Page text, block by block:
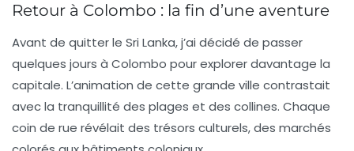
Retour à Colombo : la fin d’une aventure
Avant de quitter le Sri Lanka, j’ai décidé de passer
quelques jours à Colombo pour explorer davantage la
capitale. L’animation de cette grande ville contrastait
avec la tranquillité des plages et des collines. Chaque
coin de rue révélait des trésors culturels, des marchés